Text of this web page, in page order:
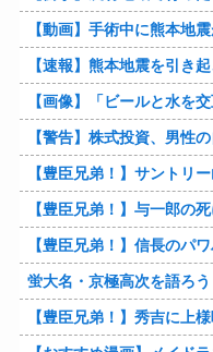
【動画】手術中に熊本地
【速報】熊本地震を引き起こした『危
【画像】「ビールと水を
【警告】株式投資、男性の自
【豊臣兄弟！】サントリ
【豊臣兄弟！】与一郎の
【豊臣兄弟！】信長のパ
蛍大名・京極高次を語ろう
【豊臣兄弟！】秀吉に上